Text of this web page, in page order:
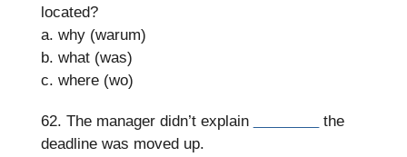
located?
a. why (warum)
b. what (was)
c. where (wo)
62. The manager didn’t explain
the
deadline was moved up.